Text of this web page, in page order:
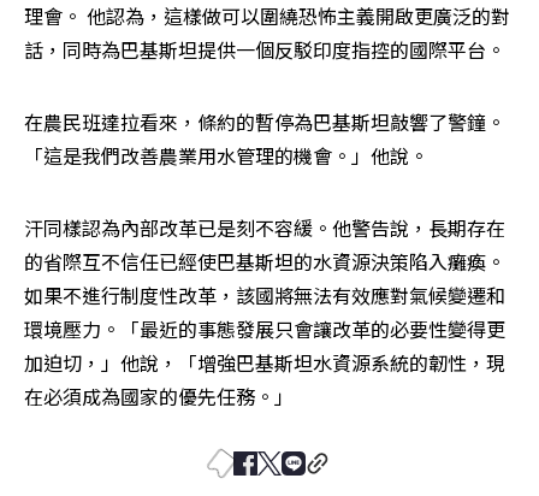
理會。 他認為，這樣做可以圍繞恐怖主義開啟更廣泛的對
話，同時為巴基斯坦提供一個反駁印度指控的國際平台。
在農民班達拉看來，條約的暫停為巴基斯坦敲響了警鐘。
「這是我們改善農業用水管理的機會。」他說。
汗同樣認為內部改革已是刻不容緩。他警告說，長期存在
的省際互不信任已經使巴基斯坦的水資源決策陷入癱瘓。
如果不進行制度性改革，該國將無法有效應對氣候變遷和
環境壓力。「最近的事態發展只會讓改革的必要性變得更
加迫切，」他說，「增強巴基斯坦水資源系統的韌性，現
在必須成為國家的優先任務。」